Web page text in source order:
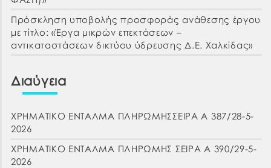
Πρόσκληση υποβολής προσφοράς ανάθεσης έργου
με τίτλο: «Έργα μικρών επεκτάσεων –
αντικαταστάσεων δικτύου ύδρευσης Δ.Ε. Χαλκίδας»
Διαύγεια
ΧΡΗΜΑΤΙΚΟ ΕΝΤΑΛΜΑ ΠΛΗΡΩΜΗΣΣΕΙΡΑ Α 387/28-5-
2026
ΧΡΗΜΑΤΙΚΟ ΕΝΤΑΛΜΑ ΠΛΗΡΩΜΗΣ ΣΕΙΡΑ Α 390/29-5-
2026